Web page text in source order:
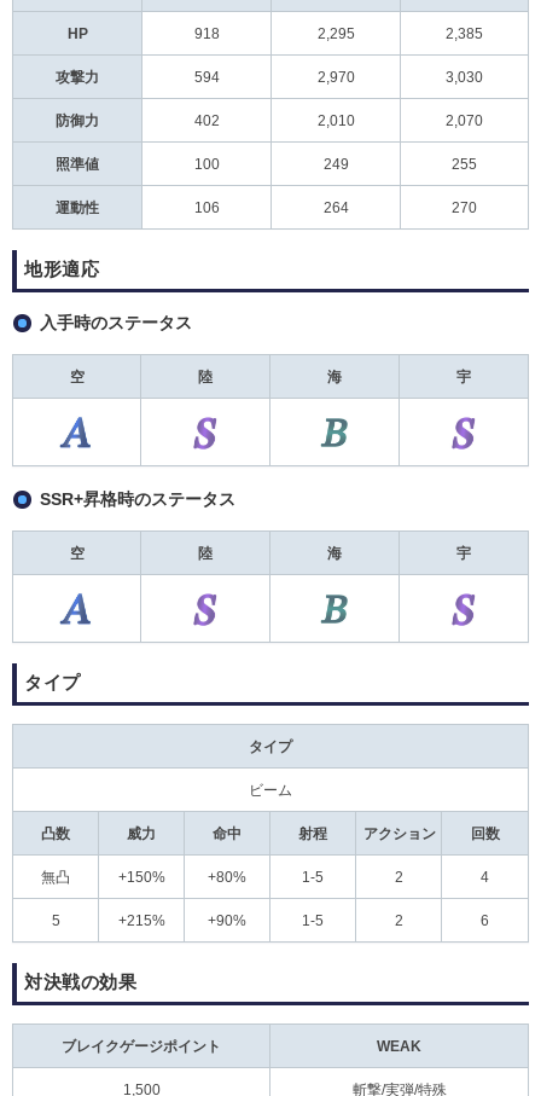
HP 918 2,295 2,385
攻撃力 594 2,970 3,030
防御力 402 2,010 2,070
照準値 100 249 255
運動性 106 264 270
地形適応
入手時のステータス
空 陸 海 宇
SSR+昇格時のステータス
空 陸 海 宇
タイプ
タイプ
ビーム
凸数 威力 命中 射程 アクション 回数
無凸 +150% +80% 1-5 2 4
5 +215% +90% 1-5 2 6
対決戦の効果
ブレイクゲージポイント WEAK
1,500 斬撃/実弾/特殊